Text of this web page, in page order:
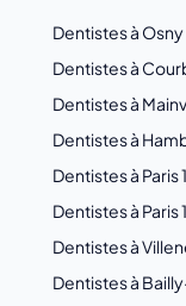
Dentistes à Osny
Dentistes à
Dentistes à
Dentistes à
Dentistes à Paris
Dentistes à Paris
Dentistes à
Dentistes à